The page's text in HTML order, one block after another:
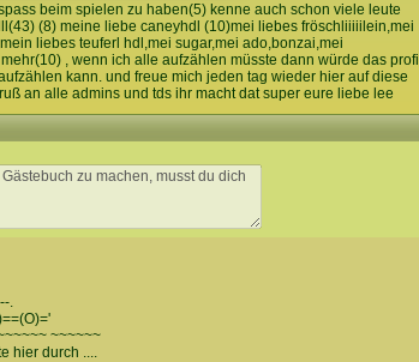
beim spielen zu haben(5) kenne auch schon viele leute
(8) meine liebe caneyhdl (10)mei liebes fröschliiiiilein,mei
liebes teuferl hdl,mei sugar,mei ado,bonzai,mei
, wenn ich alle aufzählen müsste dann würde das profil
kann. und freue mich jeden tag wieder hier auf diese
an alle admins und tds ihr macht dat super eure liebe lee
.
~~~~~~
hier durch ....